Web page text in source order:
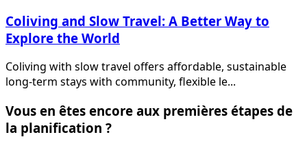
Coliving and Slow Travel: A Better Way to
Explore the World
Coliving with slow travel offers affordable, sustainable
long-term stays with community, flexible le...
Vous en êtes encore aux premières étapes de
la planification ?